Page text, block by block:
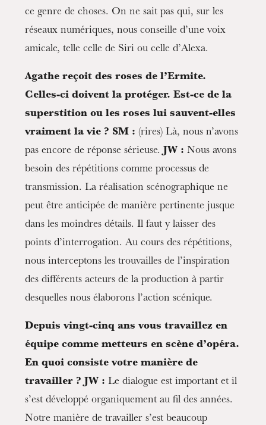
ce genre de choses. On ne sait pas qui, sur les
réseaux numériques, nous conseille d’une voix
amicale, telle celle de Siri ou celle d’Alexa.
Agathe reçoit des roses de l’Ermite.
Celles-ci doivent la protéger. Est-ce de la
superstition ou les roses lui sauvent-elles
vraiment la vie ? SM : (rires) Là, nous n’avons
pas encore de réponse sérieuse. JW : Nous avons
besoin des répétitions comme processus de
transmission. La réalisation scénographique ne
peut être anticipée de manière pertinente jusque
dans les moindres détails. Il faut y laisser des
points d’interrogation. Au cours des répétitions,
nous interceptons les trouvailles de l’inspiration
des différents acteurs de la production à partir
desquelles nous élaborons l’action scénique.
Depuis vingt-cinq ans vous travaillez en
équipe comme metteurs en scène d’opéra.
En quoi consiste votre manière de
travailler ? JW : Le dialogue est important et il
s’est développé organiquement au fil des années.
Notre manière de travailler s’est beaucoup